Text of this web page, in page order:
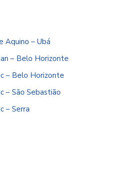
Aquino – Ubá
– Belo Horizonte
– Belo Horizonte
– São Sebastião
– Serra